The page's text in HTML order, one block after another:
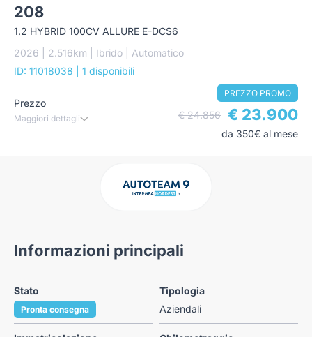
208
1.2 HYBRID 100CV ALLURE E-DCS6
2026 | 2.516km | Ibrido | Automatico
ID: 11018038
| 1 disponibili
Prezzo
Maggiori dettagli
PREZZO PROMO
€ 24.856 € 23.900
da 350€ al mese
Informazioni principali
Stato
Pronta consegna
Tipologia
Aziendali